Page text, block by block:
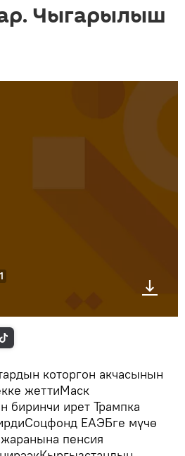
Чыгарылыш
которгон акчасынын
жеттиМаск
биринчи ирет Трампка
ЕАЭБге мүчө
пенсия